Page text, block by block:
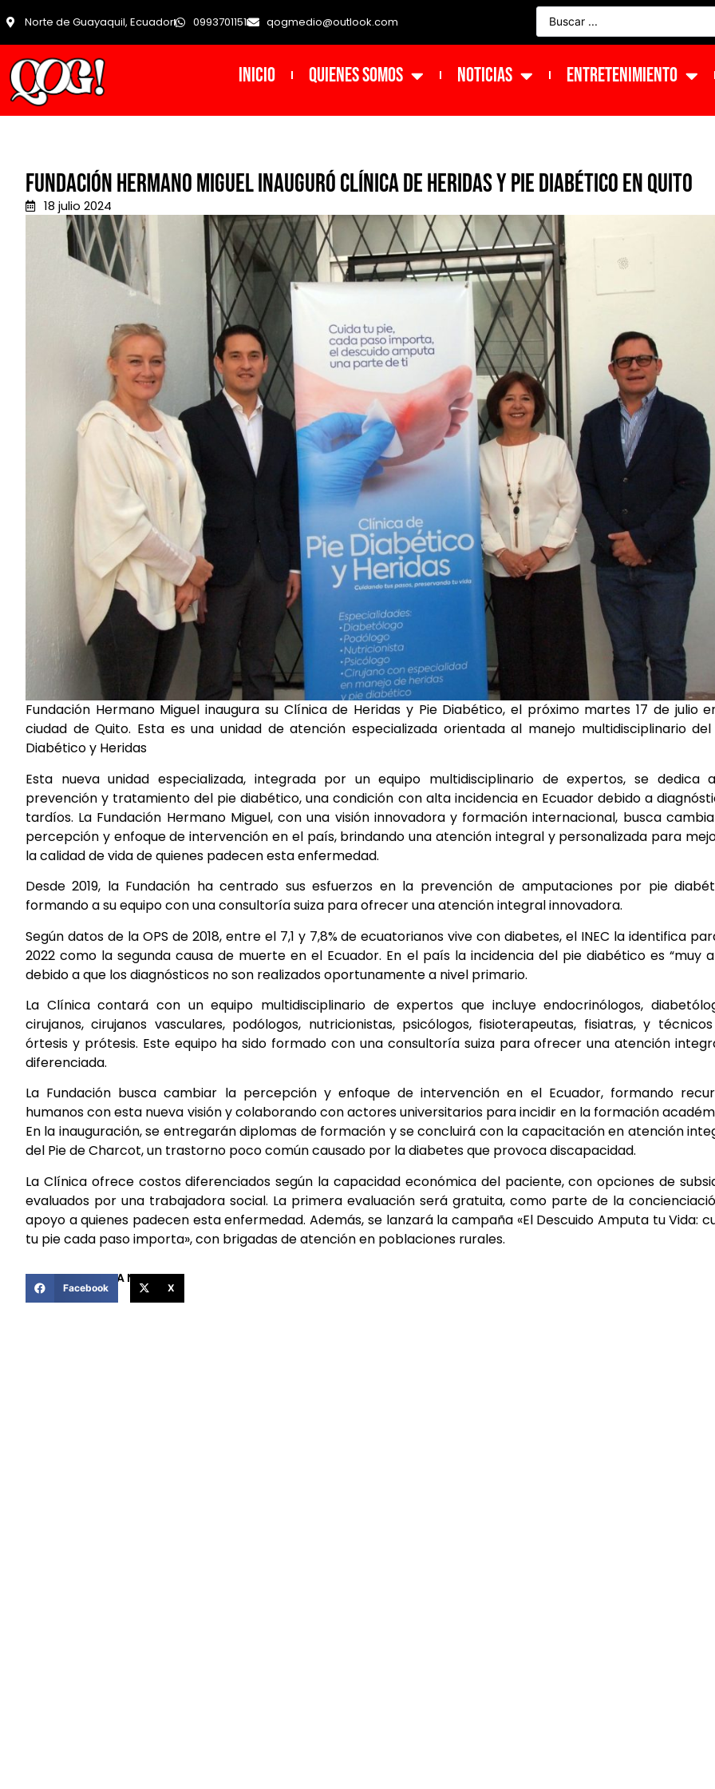
Norte de Guayaquil, Ecuador 0993701151 qogmedio@outlook.com
INICIO Quienes Somos NOTICIAS ENTRETENIMIENTO
Fundación Hermano Miguel inauguró clínica de heridas y pie diabético en Quito
18 julio 2024
Fundación Hermano Miguel inaugura su Clínica de Heridas y Pie Diabético, el próximo martes 17 de julio
ciudad de Quito. Esta es una unidad de atención especializada orientada al manejo multidisciplinario del
Diabético y Heridas
Esta nueva unidad especializada, integrada por un equipo multidisciplinario de expertos, se dedica
prevención y tratamiento del pie diabético, una condición con alta incidencia en Ecuador debido a
tardíos. La Fundación Hermano Miguel, con una visión innovadora y formación internacional, busca
percepción y enfoque de intervención en el país, brindando una atención integral y personalizada para
la calidad de vida de quienes padecen esta enfermedad.
Desde 2019, la Fundación ha centrado sus esfuerzos en la prevención de amputaciones por pie
formando a su equipo con una consultoría suiza para ofrecer una atención integral innovadora.
Según datos de la OPS de 2018, entre el 7,1 y 7,8% de ecuatorianos vive con diabetes, el INEC la identifica
2022 como la segunda causa de muerte en el Ecuador. En el país la incidencia del pie diabético es “muy
debido a que los diagnósticos no son realizados oportunamente a nivel primario.
La Clínica contará con un equipo multidisciplinario de expertos que incluye endocrinólogos,
cirujanos, cirujanos vasculares, podólogos, nutricionistas, psicólogos, fisioterapeutas, fisiatras, y
órtesis y prótesis. Este equipo ha sido formado con una consultoría suiza para ofrecer una atención
diferenciada.
La Fundación busca cambiar la percepción y enfoque de intervención en el Ecuador, formando
humanos con esta nueva visión y colaborando con actores universitarios para incidir en la formación
En la inauguración, se entregarán diplomas de formación y se concluirá con la capacitación en atención
del Pie de Charcot, un trastorno poco común causado por la diabetes que provoca discapacidad.
La Clínica ofrece costos diferenciados según la capacidad económica del paciente, con opciones de
evaluados por una trabajadora social. La primera evaluación será gratuita, como parte de la
apoyo a quienes padecen esta enfermedad. Además, se lanzará la campaña «El Descuido Amputa tu Vida:
tu pie cada paso importa», con brigadas de atención en poblaciones rurales.
COMPARTIR ESTA NOTICIA
Facebook X